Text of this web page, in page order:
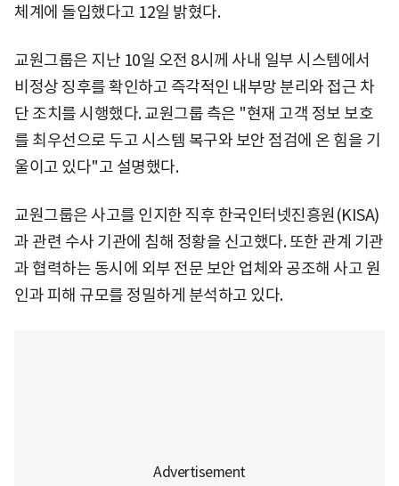
체계에 돌입했다고 12일 밝혔다.
교원그룹은 지난 10일 오전 8시께 사내 일부 시스템에서
비정상 징후를 확인하고 즉각적인 내부망 분리와 접근 차
단 조치를 시행했다. 교원그룹 측은 "현재 고객 정보 보호
를 최우선으로 두고 시스템 복구와 보안 점검에 온 힘을 기
울이고 있다"고 설명했다.
교원그룹은 사고를 인지한 직후 한국인터넷진흥원(KISA)
과 관련 수사 기관에 침해 정황을 신고했다. 또한 관계 기관
과 협력하는 동시에 외부 전문 보안 업체와 공조해 사고 원
인과 피해 규모를 정밀하게 분석하고 있다.